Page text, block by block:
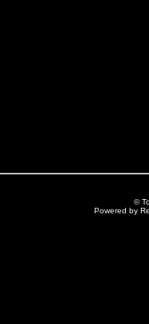
©
Powered by